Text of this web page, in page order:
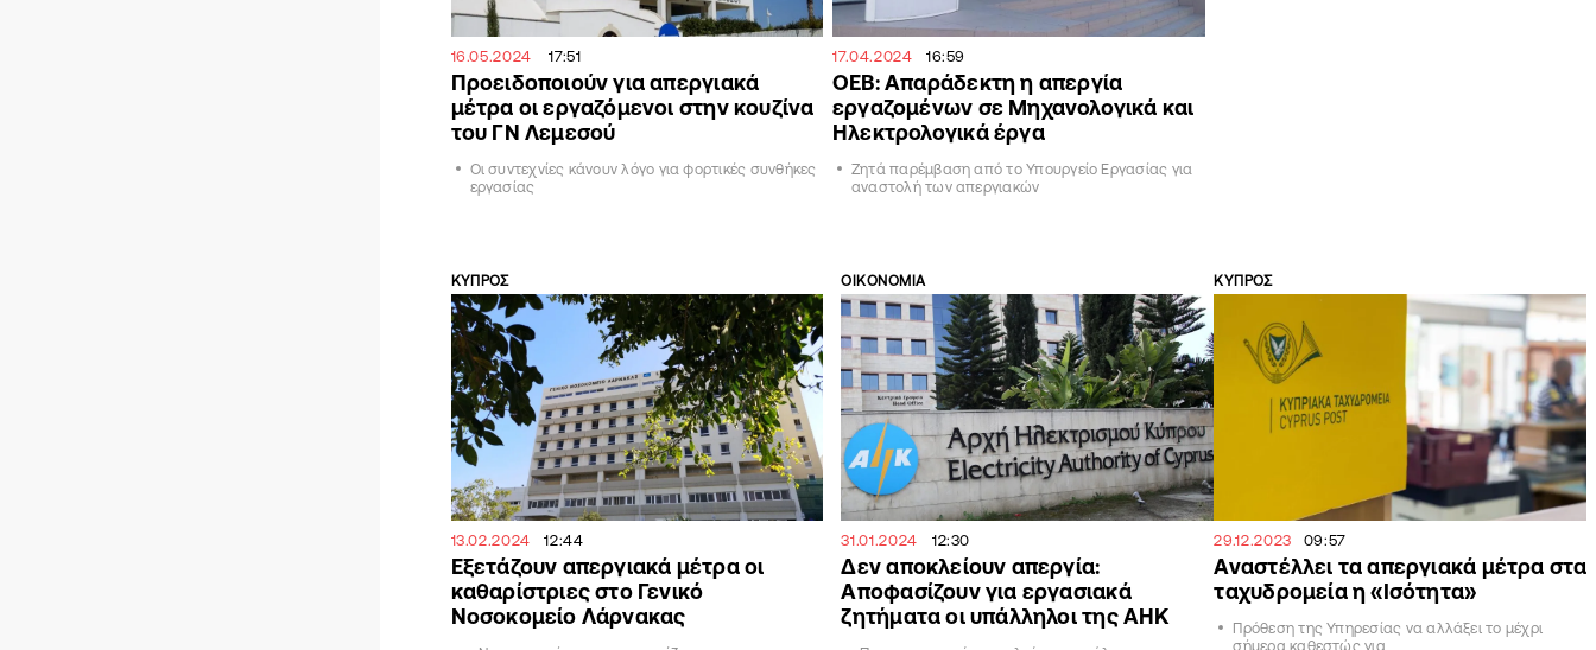
16.05.2024 17:51
Προειδοποιούν για απεργιακά
μέτρα οι εργαζόμενοι στην κουζίνα
του ΓΝ Λεμεσού
Οι συντεχνίες κάνουν λόγο για φορτικές συνθήκες
εργασίας
17.04.2024 16:59
ΟΕΒ: Απαράδεκτη η απεργία
εργαζομένων σε Μηχανολογικά και
Ηλεκτρολογικά έργα
Ζητά παρέμβαση από το Υπουργείο Εργασίας για
αναστολή των απεργιακών
ΚΥΠΡΟΣ
13.02.2024 12:44
Εξετάζουν απεργιακά μέτρα οι
καθαρίστριες στο Γενικό
Νοσοκομείο Λάρνακας
ΟΙΚΟΝΟΜΙΑ
31.01.2024 12:30
Δεν αποκλείουν απεργία:
Αποφασίζουν για εργασιακά
ζητήματα οι υπάλληλοι της ΑΗΚ
ΚΥΠΡΟΣ
29.12.2023 09:57
Αναστέλλει τα απεργιακά μέτρα στα
ταχυδρομεία η «Ισότητα»
Πρόθεση της Υπηρεσίας να αλλάξει το μέχρι
σήμερα καθεστώς για